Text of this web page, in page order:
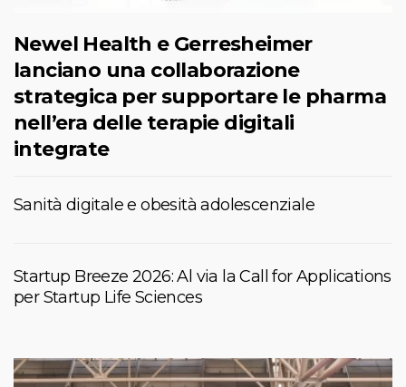
Newel Health e Gerresheimer
lanciano una collaborazione
strategica per supportare le pharma
nell’era delle terapie digitali
integrate
Sanità digitale e obesità adolescenziale
Startup Breeze 2026: Al via la Call for Applications
per Startup Life Sciences